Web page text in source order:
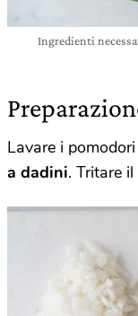
Ingredienti
Lavare i
a dadini. Tritare